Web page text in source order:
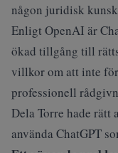
någon juridisk
Enligt OpenAI är
ökad tillgång till
villkor om att inte
professionell
Dela Torre hade rätt
använda ChatGPT